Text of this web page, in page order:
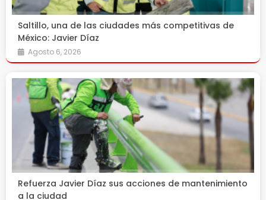
Saltillo, una de las ciudades más competitivas de
México: Javier Díaz
Agosto 6, 2026
Refuerza Javier Díaz sus acciones de mantenimiento
a la ciudad